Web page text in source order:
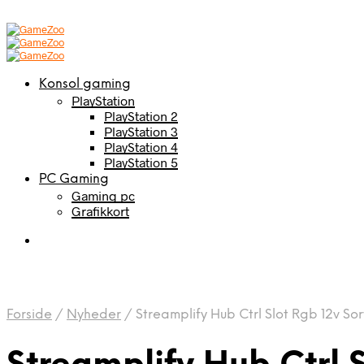
Konsol gaming
PlayStation
PlayStation 2
PlayStation 3
PlayStation 4
PlayStation 5
PC Gaming
Gaming pc
Grafikkort
Forside / Nyheder / Streamplify Hub Ctrl Slot Rgb 12v